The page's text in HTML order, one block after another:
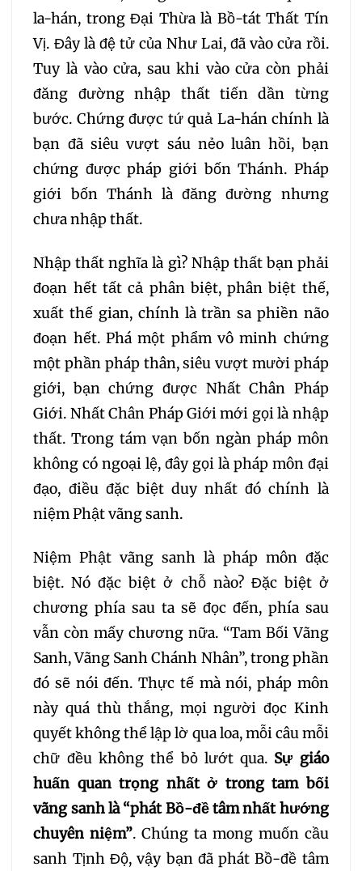
la-hán, trong Đại Thừa là Bồ-tát Thất Tín
Vị. Đây là đệ tử của Như Lai, đã vào cửa rồi.
Tuy là vào cửa, sau khi vào cửa còn phải
đăng đường nhập thất tiến dần từng
bước. Chứng được tứ quả La-hán chính là
bạn đã siêu vượt sáu nẻo luân hồi, bạn
chứng được pháp giới bốn Thánh. Pháp
giới bốn Thánh là đăng đường nhưng
chưa nhập thất.
Nhập thất nghĩa là gì? Nhập thất bạn phải
đoạn hết tất cả phân biệt, phân biệt thế,
xuất thế gian, chính là trần sa phiền não
đoạn hết. Phá một phẩm vô minh chứng
một phần pháp thân, siêu vượt mười pháp
giới, bạn chứng được Nhất Chân Pháp
Giới. Nhất Chân Pháp Giới mới gọi là nhập
thất. Trong tám vạn bốn ngàn pháp môn
không có ngoại lệ, đây gọi là pháp môn đại
đạo, điều đặc biệt duy nhất đó chính là
niệm Phật vãng sanh.
Niệm Phật vãng sanh là pháp môn đặc
biệt. Nó đặc biệt ở chỗ nào? Đặc biệt ở
chương phía sau ta sẽ đọc đến, phía sau
vẫn còn mấy chương nữa. “Tam Bối Vãng
Sanh, Vãng Sanh Chánh Nhân”, trong phần
đó sẽ nói đến. Thực tế mà nói, pháp môn
này quá thù thắng, mọi người đọc Kinh
quyết không thể lập lờ qua loa, mỗi câu mỗi
chữ đều không thể bỏ lướt qua. Sự giáo
huấn quan trọng nhất ở trong tam bối
vãng sanh là “phát Bồ-đề tâm nhất hướng
chuyên niệm”. Chúng ta mong muốn cầu
sanh Tịnh Độ, vậy bạn đã phát Bồ-đề tâm